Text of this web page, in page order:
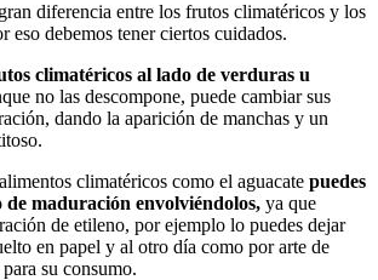
diferencia entre los frutos climatéricos y los
eso debemos tener ciertos cuidados.
climatéricos al lado de verduras u
no las descompone, puede cambiar sus
dando la aparición de manchas y un
climatéricos como el aguacate puedes
de maduración envolviéndolos, ya que
de etileno, por ejemplo lo puedes dejar
en papel y al otro día como por arte de
su consumo.